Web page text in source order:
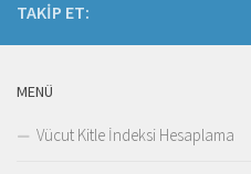
TAKIP ET:
MENÜ
Vücut Kitle İndeksi Hesaplama